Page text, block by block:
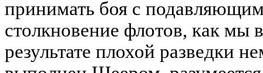
принимать боя с
столкновение флотов, как мы
результате плохой разведки